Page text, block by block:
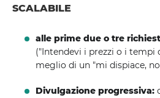
SCALABILE
alle prime due o tre
("Intendevi i prezzi o i tempi
meglio di un "mi dispiace,
Divulgazione progressiva: